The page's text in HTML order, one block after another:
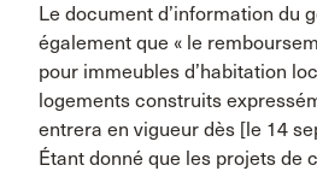
Le document d’information du
également que « le
pour immeubles d’habitation
logements construits
entrera en vigueur dès [le 14
Étant donné que les projets de